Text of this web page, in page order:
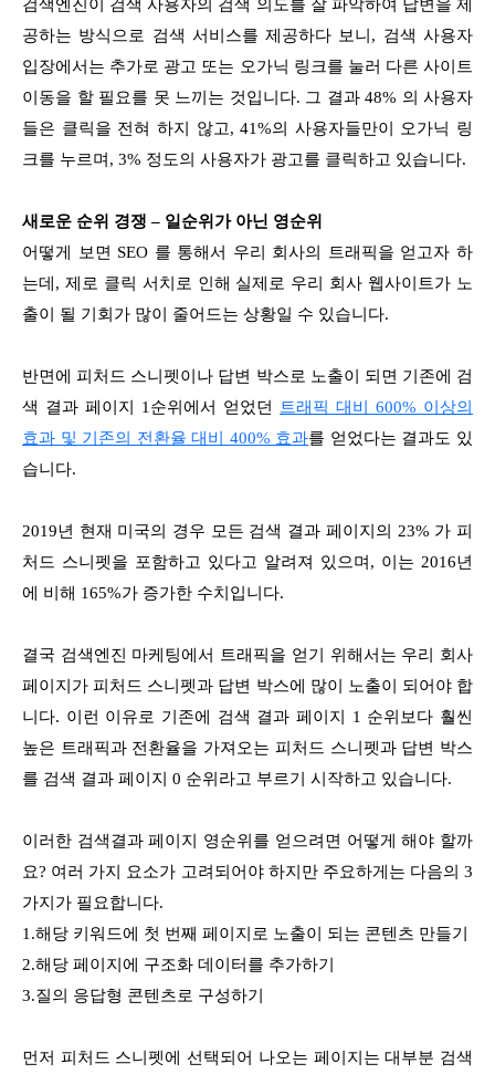
검색엔진이 검색 사용자의 검색 의도를 잘 파악하여 답변을 제
공하는 방식으로 검색 서비스를 제공하다 보니, 검색 사용자
입장에서는 추가로 광고 또는 오가닉 링크를 눌러 다른 사이트
이동을 할 필요를 못 느끼는 것입니다. 그 결과 48% 의 사용자
들은 클릭을 전혀 하지 않고, 41%의 사용자들만이 오가닉 링
크를 누르며, 3% 정도의 사용자가 광고를 클릭하고 있습니다.
새로운 순위 경쟁 – 일순위가 아닌 영순위
어떻게 보면 SEO 를 통해서 우리 회사의 트래픽을 얻고자 하
는데, 제로 클릭 서치로 인해 실제로 우리 회사 웹사이트가 노
출이 될 기회가 많이 줄어드는 상황일 수 있습니다.
반면에 피처드 스니펫이나 답변 박스로 노출이 되면 기존에 검
색 결과 페이지 1순위에서 얻었던
트래픽 대비 600% 이상의
효과 및 기존의 전환율 대비 400% 효과를 얻었다는 결과도 있
습니다.
2019년 현재 미국의 경우 모든 검색 결과 페이지의 23% 가 피
처드 스니펫을 포함하고 있다고 알려져 있으며, 이는 2016년
에 비해 165%가 증가한 수치입니다.
결국 검색엔진 마케팅에서 트래픽을 얻기 위해서는 우리 회사
페이지가 피처드 스니펫과 답변 박스에 많이 노출이 되어야 합
니다. 이런 이유로 기존에 검색 결과 페이지 1 순위보다 훨씬
높은 트래픽과 전환율을 가져오는 피처드 스니펫과 답변 박스
를 검색 결과 페이지 0 순위라고 부르기 시작하고 있습니다.
이러한 검색결과 페이지 영순위를 얻으려면 어떻게 해야 할까
요? 여러 가지 요소가 고려되어야 하지만 주요하게는 다음의 3
가지가 필요합니다.
1.해당 키워드에 첫 번째 페이지로 노출이 되는 콘텐츠 만들기
2.해당 페이지에 구조화 데이터를 추가하기
3.질의 응답형 콘텐츠로 구성하기
먼저 피처드 스니펫에 선택되어 나오는 페이지는 대부분 검색